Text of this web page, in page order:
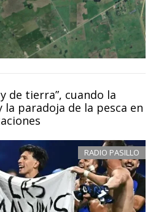
de tierra”, cuando la
la paradoja de la pesca en
RADIO PASILLO